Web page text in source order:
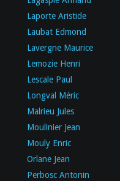
Laporte Aristide
Laubat Edmond
Lavergne Maurice
Lemozie Henri
Lescale Paul
Longval Méric
Malrieu Jules
Moulinier Jean
Mouly Enric
Orlane Jean
Perbosc Antonin